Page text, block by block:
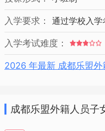
入学要求： 通过学校入学
入学考试难度：
2026 年最新 成都乐盟
成都乐盟外籍人员子